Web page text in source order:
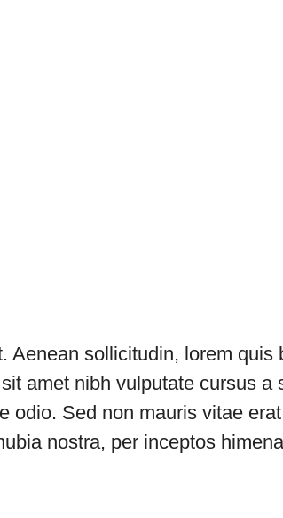
sollicitudin, lorem quis
amet nibh vulputate cursus a
odio. Sed non mauris vitae
nostra, per inceptos